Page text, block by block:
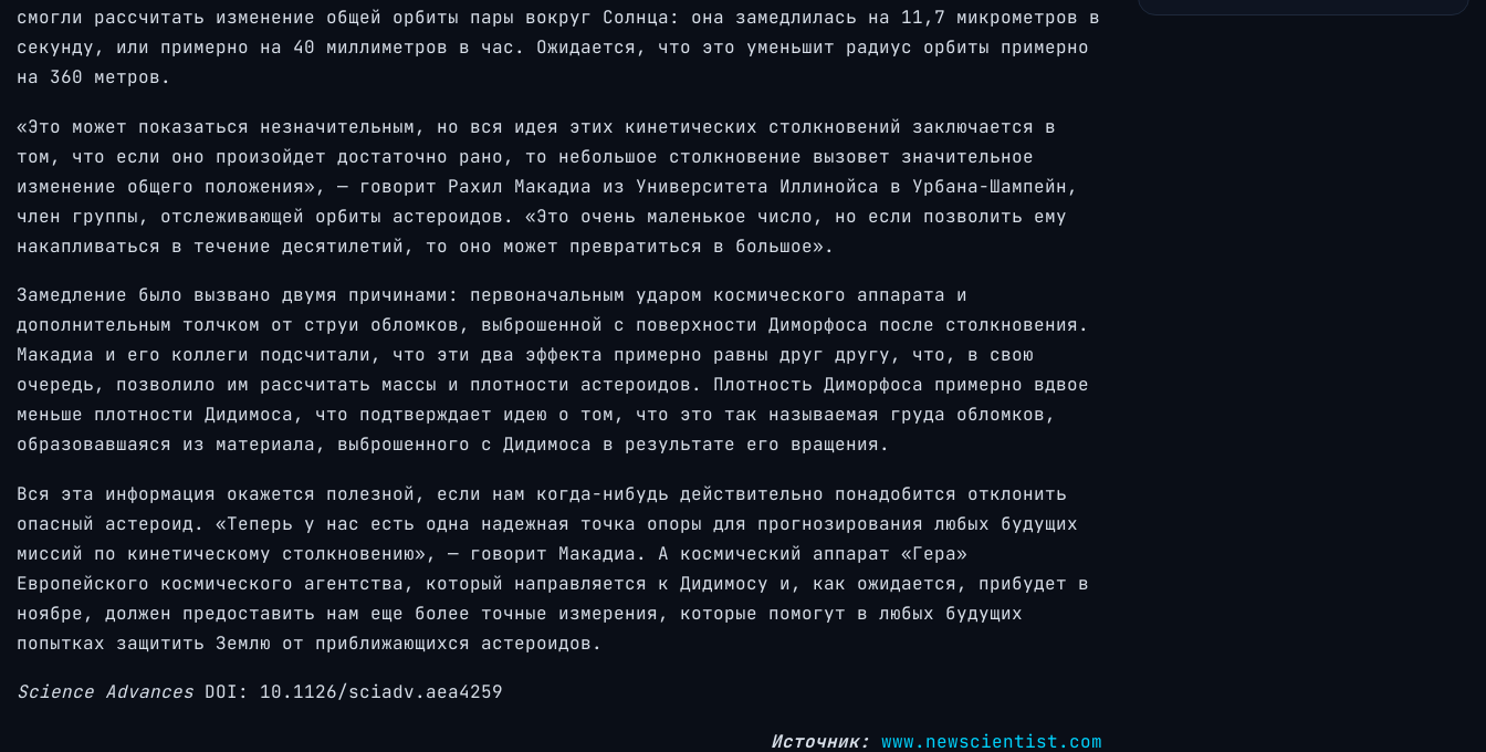
смогли рассчитать изменение общей орбиты пары вокруг Солнца: она замедлилась на 11,7 микрометров в
секунду, или примерно на 40 миллиметров в час. Ожидается, что это уменьшит радиус орбиты примерно
на 360 метров.
«Это может показаться незначительным, но вся идея этих кинетических столкновений заключается в
том, что если оно произойдет достаточно рано, то небольшое столкновение вызовет значительное
изменение общего положения», — говорит Рахил Макадиа из Университета Иллинойса в Урбана-Шампейн,
член группы, отслеживающей орбиты астероидов. «Это очень маленькое число, но если позволить ему
накапливаться в течение десятилетий, то оно может превратиться в большое».
Замедление было вызвано двумя причинами: первоначальным ударом космического аппарата и
дополнительным толчком от струи обломков, выброшенной с поверхности Диморфоса после столкновения.
Макадиа и его коллеги подсчитали, что эти два эффекта примерно равны друг другу, что, в свою
очередь, позволило им рассчитать массы и плотности астероидов. Плотность Диморфоса примерно вдвое
меньше плотности Дидимоса, что подтверждает идею о том, что это так называемая груда обломков,
образовавшаяся из материала, выброшенного с Дидимоса в результате его вращения.
Вся эта информация окажется полезной, если нам когда-нибудь действительно понадобится отклонить
опасный астероид. «Теперь у нас есть одна надежная точка опоры для прогнозирования любых будущих
миссий по кинетическому столкновению», — говорит Макадиа. А космический аппарат «Гера»
Европейского космического агентства, который направляется к Дидимосу и, как ожидается, прибудет в
ноябре, должен предоставить нам еще более точные измерения, которые помогут в любых будущих
попытках защитить Землю от приближающихся астероидов.
Science Advances DOI: 10.1126/sciadv.aea4259
Источник: www.newscientist.com